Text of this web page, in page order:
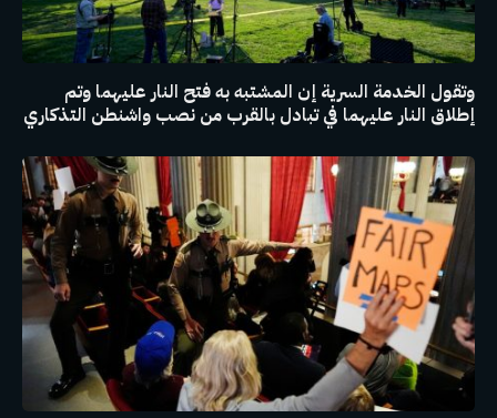
وتقول الخدمة السرية إن المشتبه به فتح النار عليهما وتم
إطلاق النار عليهما في تبادل بالقرب من نصب واشنطن التذكاري